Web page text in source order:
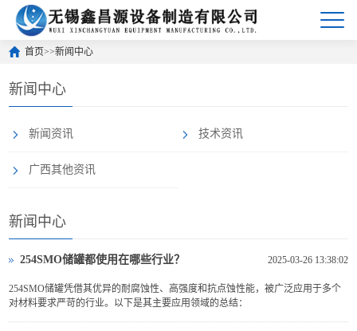
首页>>新闻中心
新闻中心
新闻资讯 技术资讯
广西其他资讯
新闻中心
2025-03-26 13:38:02
254SMO储罐都使用在哪些行业？
254SMO储罐凭借其优异的耐腐蚀性、高强度和抗点蚀性能，被广泛应用于多个
对材料要求严苛的行业。以下是其主要应用领域的总结：